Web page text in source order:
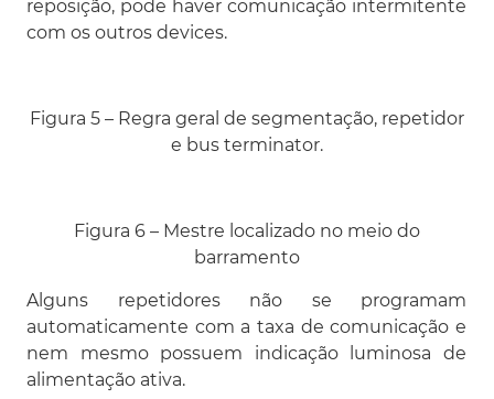
reposição, pode haver comunicação intermitente
com os outros devices.
Figura 5 – Regra geral de segmentação, repetidor
e bus terminator.
Figura 6 – Mestre localizado no meio do
barramento
Alguns repetidores não se programam
automaticamente com a taxa de comunicação e
nem mesmo possuem indicação luminosa de
alimentação ativa.